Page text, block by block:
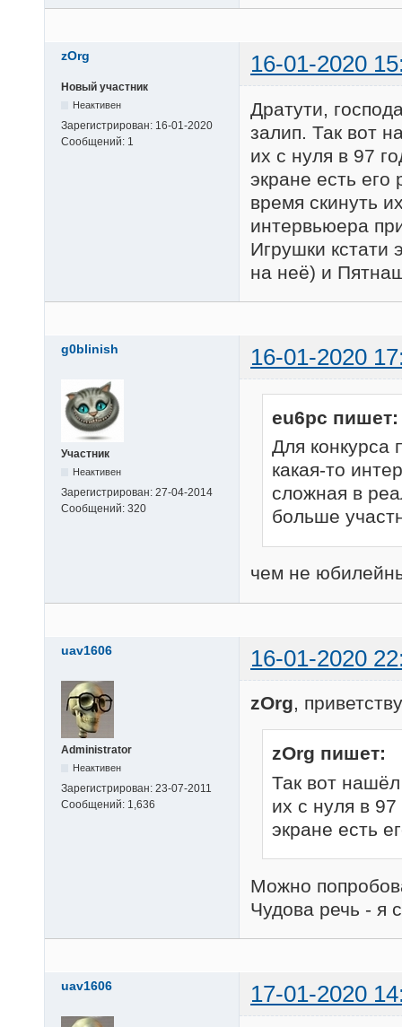
zOrg 16-01-2020
Новый участник
Неактивен
Зарегистрирован: 16-01-2020
Сообщений: 1
Дратути,
залип. Так вот
их с нуля в 97
экране есть
время скинуть
интервьюера
Игрушки кстати
на неё) и
g0blinish 16-01-2020
Участник
Неактивен
Зарегистрирован: 27-04-2014
Сообщений: 320
eu6pc пишет:
Для конкурса
какая-то
сложная в
больше
чем не
uav1606 16-01-2020
Administrator
Неактивен
Зарегистрирован: 23-07-2011
Сообщений: 1,636
zOrg,
zOrg пишет:
Так вот
их с нуля в
экране есть
Можно
Чудова речь - я
uav1606 17-01-2020